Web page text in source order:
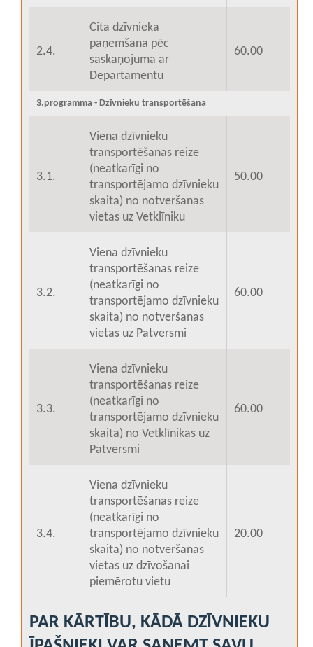
2.4.
Cita dzīvnieka
paņemšana pēc
saskaņojuma ar
Departamentu
60.00
3.programma - Dzīvnieku transportēšana
3.1.
Viena dzīvnieku
transportēšanas reize
(neatkarīgi no
transportējamo dzīvnieku
skaita) no notveršanas
vietas uz Vetklīniku
50.00
3.2.
Viena dzīvnieku
transportēšanas reize
(neatkarīgi no
transportējamo dzīvnieku
skaita) no notveršanas
vietas uz Patversmi
60.00
3.3.
Viena dzīvnieku
transportēšanas reize
(neatkarīgi no
transportējamo dzīvnieku
skaita) no Vetklīnikas uz
Patversmi
60.00
3.4.
Viena dzīvnieku
transportēšanas reize
(neatkarīgi no
transportējamo dzīvnieku
skaita) no notveršanas
vietas uz dzīvošanai
piemērotu vietu
20.00
PAR KĀRTĪBU, KĀDĀ DZĪVNIEKU